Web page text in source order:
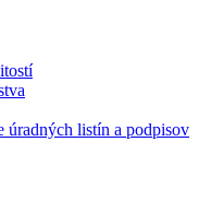
úradných listín a podpisov